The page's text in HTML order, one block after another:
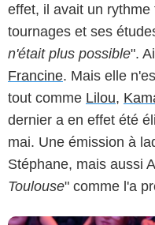
effet, il avait un
tournages et ses
n'était plus possible".
Francine. Mais elle
tout comme Lilou,
dernier a en effet été
mai. Une émission à
Stéphane, mais aussi
Toulouse" comme l'a
Capture